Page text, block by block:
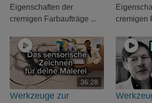
Eigenschaften der
cremigen Farbaufträge ...
cremigen
36:28
Werkzeuge zur